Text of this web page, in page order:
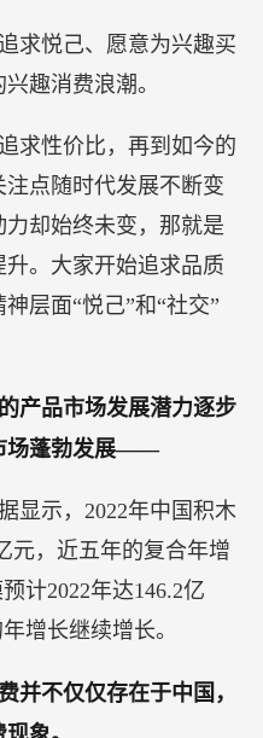
求悦己、愿意为兴趣买
趣消费浪潮。
求性价比，再到如今的
点随时代发展不断变
却始终未变，那就是
。大家开始追求品质
层面“悦己”和“社交”
产品市场发展潜力逐步
场蓬勃发展——
显示，2022年中国积木
元，近五年的复合年增
计2022年达146.2亿
增长继续增长。
并不仅仅存在于中国，